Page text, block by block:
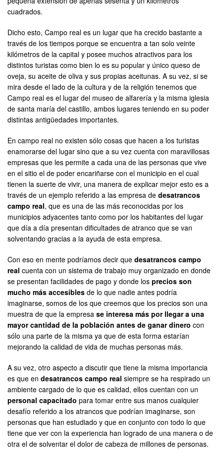
cuadrados.
Dicho esto, Campo real es un lugar que ha crecido bastante a
través de los tiempos porque se encuentra a tan solo veinte
kilómetros de la capital y posee muchos atractivos para los
distintos turistas como bien lo es su popular y único queso de
oveja, su aceite de oliva y sus propias aceitunas. A su vez, si se
mira desde el lado de la cultura y de la religión tenemos que
Campo real es el lugar del museo de alfarería y la misma iglesia
de santa maría del castillo, ambos lugares teniendo en su poder
distintas antigüedades importantes.
En campo real no existen sólo cosas que hacen a los turistas
enamorarse del lugar sino que a su vez cuenta con maravillosas
empresas que les permite a cada una de las personas que vive
en el sitio el de poder encariñarse con el municipio en el cual
tienen la suerte de vivir, una manera de explicar mejor esto es a
través de un ejemplo referido a las empresa de desatrancos
campo real, que es una de las más reconocidas por los
municipios adyacentes tanto como por los habitantes del lugar
que día a día presentan dificultades de atranco que se van
solventando gracias a la ayuda de esta empresa.
Con eso en mente podríamos decir que desatrancos campo
real cuenta con un sistema de trabajo muy organizado en donde
se presentan facilidades de pago y donde los precios son
mucho más accesibles de lo que nadie antes podría
imaginarse, somos de los que creemos que los precios son una
muestra de que la empresa se interesa más por llegar a una
mayor cantidad de la población antes de ganar dinero con
sólo una parte de la misma ya que de esta forma estarían
mejorando la calidad de vida de muchas personas más.
A su vez, otro aspecto a discutir que tiene la misma importancia
es que en desatrancos campo real siempre se ha respirado un
ambiente cargado de lo que es calidad, ellos cuentan con un
personal capacitado para tomar entre sus manos cualquier
desafío referido a los atrancos que podrían imaginarse, son
personas que han estudiado y que en conjunto con todo lo que
tiene que ver con la experiencia han logrado de una manera o de
otra el de solventar el dolor de cabeza de millones de personas.